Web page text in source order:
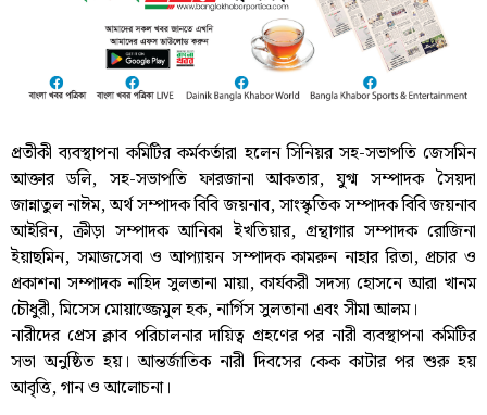
প্রতীকী ব্যবস্থাপনা কমিটির কর্মকর্তারা হলেন সিনিয়র সহ-সভাপতি জেসমিন
আক্তার ডলি, সহ-সভাপতি ফারজানা আকতার, যুগ্ম সম্পাদক সৈয়দা
জান্নাতুল নাঈম, অর্থ সম্পাদক বিবি জয়নাব, সাংস্কৃতিক সম্পাদক বিবি জয়নাব
আইরিন, ক্রীড়া সম্পাদক আনিকা ইখতিয়ার, গ্রন্থাগার সম্পাদক রোজিনা
ইয়াছমিন, সমাজসেবা ও আপ্যায়ন সম্পাদক কামরুন নাহার রিতা, প্রচার ও
প্রকাশনা সম্পাদক নাহিদ সুলতানা মায়া, কার্যকরী সদস্য হোসনে আরা খানম
চৌধুরী, মিসেস মোয়াজ্জেমুল হক, নার্গিস সুলতানা এবং সীমা আলম।
নারীদের প্রেস ক্লাব পরিচালনার দায়িত্ব গ্রহণের পর নারী ব্যবস্থাপনা কমিটির
সভা অনুষ্ঠিত হয়। আন্তর্জাতিক নারী দিবসের কেক কাটার পর শুরু হয়
আবৃত্তি, গান ও আলোচনা।